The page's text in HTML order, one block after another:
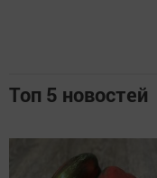
Топ 5 новостей